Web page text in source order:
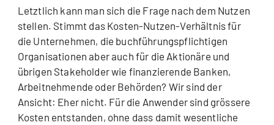
Letztlich kann man sich die Frage nach dem Nutzen
stellen. Stimmt das Kosten-Nutzen-Verhältnis für
die Unternehmen, die buchführungspflichtigen
Organisationen aber auch für die Aktionäre und
übrigen Stakeholder wie finanzierende Banken,
Arbeitnehmende oder Behörden? Wir sind der
Ansicht: Eher nicht. Für die Anwender sind grössere
Kosten entstanden, ohne dass damit wesentliche